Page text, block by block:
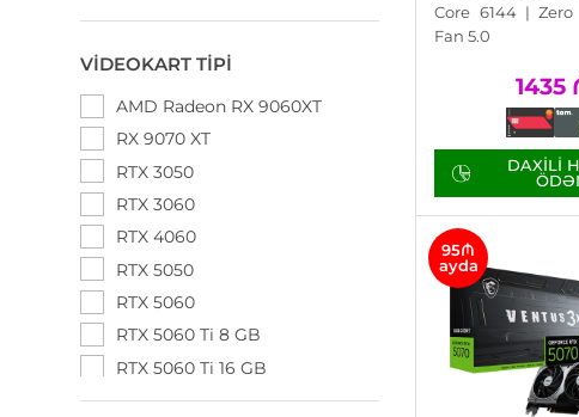
Razer
Sapphire
Zotac
VIDEOKART TIPI
AMD Radeon RX 9060XT
RX 9070 XT
RTX 3050
RTX 3060
RTX 4060
RTX 5050
RTX 5060
RTX 5060 Ti 8 GB
RTX 5060 Ti 16 GB
RTX 5070
Core 6144 |
Fan 5.0
1435
DAXILI
95₼
ayda